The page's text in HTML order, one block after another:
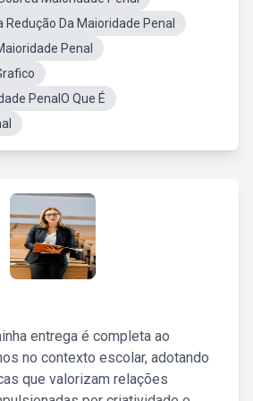
Redução Da Maioridade Penal
Penal
PenalO Que É
entrega é completa ao
no contexto escolar, adotando
que valorizam relações